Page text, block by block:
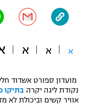
"מחצית בשכונה"
משתתפים וזוכים
תקנון משתתפים
תקנון עבור פעילות
טניס
אופניים
ספורט מוטורי
פוטבול אמריקאי NFL
א א א
מועדון ספורט אשדוד
נקודת ליגה יקרה בתיקו 0:0 נגד הפועל תל אביב
אוויר קשים וביכולת לא